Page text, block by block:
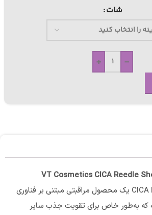
شات
-
+
سرم CICA Reedle Shot یک محصول مراقبتی مبتنی بر فناوری
که به‌طور خاص برای تقویت جذب سایر